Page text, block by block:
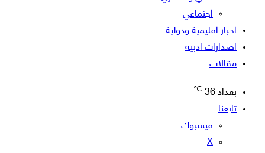
اجتماعي
اخبار اقليمية ودولية
اصدارات ادبية
مقالات
بغداد 36
℃
تابعنا
فيسبوك
‫X